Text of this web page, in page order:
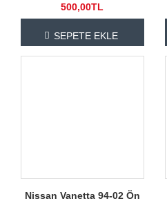
500,00TL
SEPETE EKLE
Nissan Vanetta 94-02 Ön